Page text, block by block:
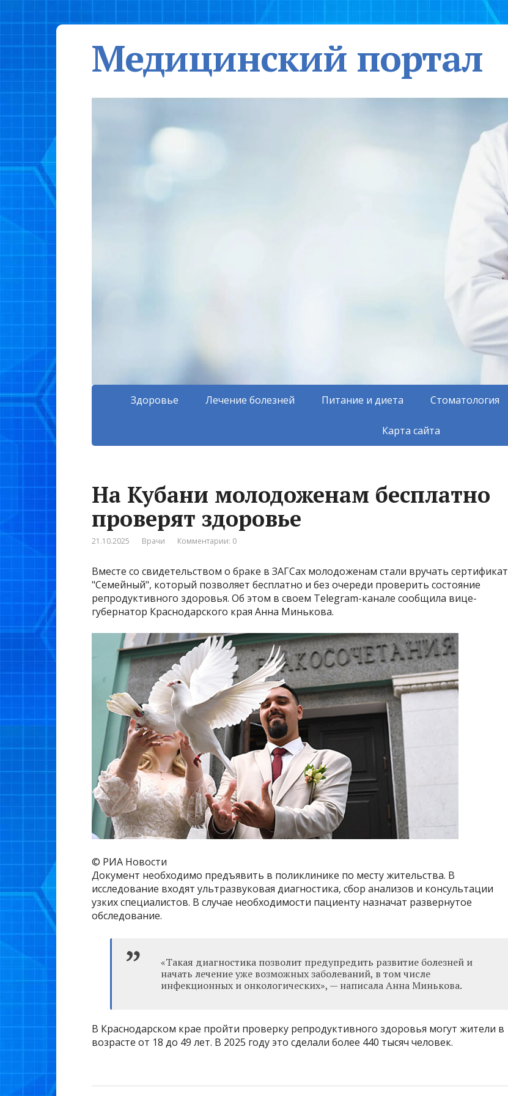
Медицинский портал
Здоровье Лечение болезней Питание и диета Стоматология
Карта сайта
На Кубани молодоженам бесплатно
проверят здоровье
21.10.2025 Врачи Комментарии: 0
Вместе со свидетельством о браке в ЗАГСах молодоженам стали вручать сертификат
"Семейный", который позволяет бесплатно и без очереди проверить состояние
репродуктивного здоровья. Об этом в своем Telegram-канале сообщила вице-
губернатор Краснодарского края Анна Минькова.
© РИА Новости
Документ необходимо предъявить в поликлинике по месту жительства. В
исследование входят ультразвуковая диагностика, сбор анализов и консультации
узких специалистов. В случае необходимости пациенту назначат развернутое
обследование.
«Такая диагностика позволит предупредить развитие болезней и
начать лечение уже возможных заболеваний, в том числе
инфекционных и онкологических», — написала Анна Минькова.
В Краснодарском крае пройти проверку репродуктивного здоровья могут жители в
возрасте от 18 до 49 лет. В 2025 году это сделали более 440 тысяч человек.